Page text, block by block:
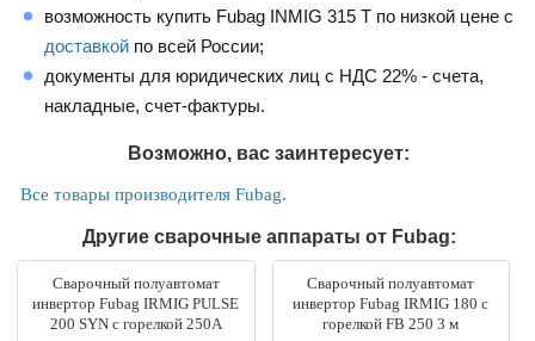
возможность купить Fubag INMIG 315 T по низкой цене с
доставкой по всей России;
документы для юридических лиц с НДС 22% - счета,
накладные, счет-фактуры.
Возможно, вас заинтересует:
Все товары производителя Fubag.
Другие сварочные аппараты от Fubag:
Сварочный полуавтомат
инвертор Fubag IRMIG PULSE
200 SYN с горелкой 250А
Сварочный полуавтомат
инвертор Fubag IRMIG 180 с
горелкой FB 250 3 м